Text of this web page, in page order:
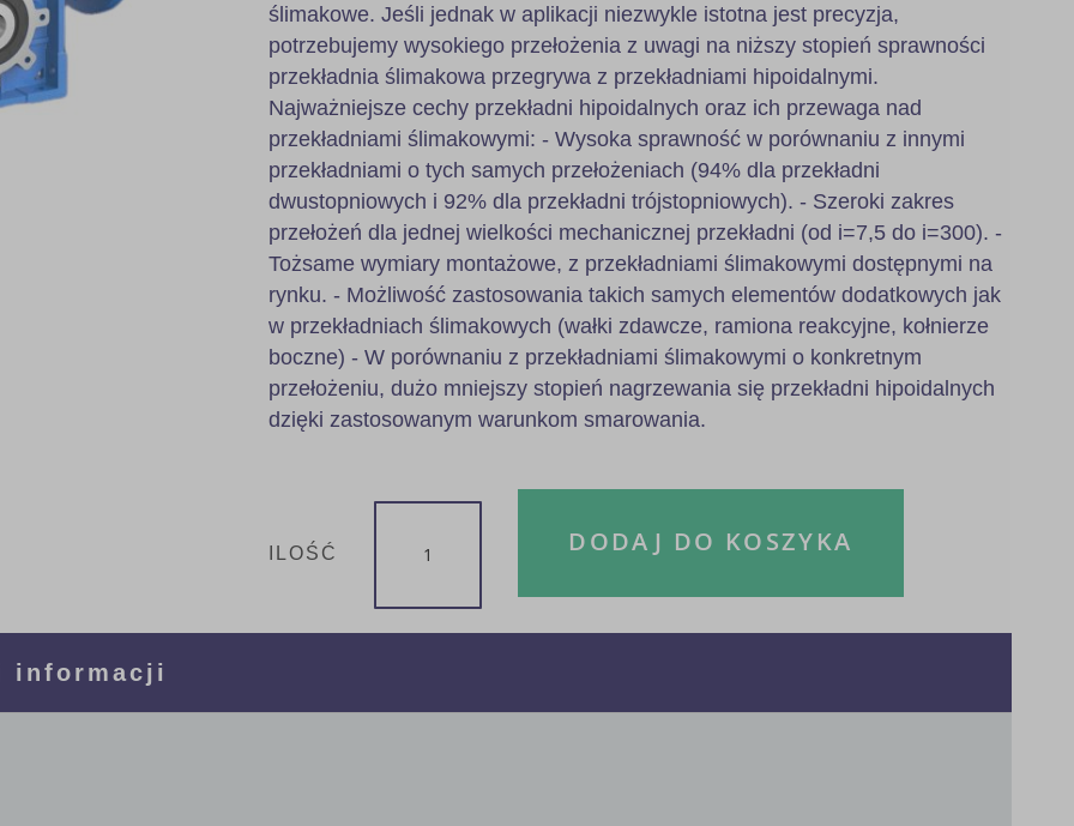
ślimakowe. Jeśli jednak w aplikacji niezwykle istotna jest precyzja,
potrzebujemy wysokiego przełożenia z uwagi na niższy stopień sprawności
przekładnia ślimakowa przegrywa z przekładniami hipoidalnymi.
Najważniejsze cechy przekładni hipoidalnych oraz ich przewaga nad
przekładniami ślimakowymi: - Wysoka sprawność w porównaniu z innymi
przekładniami o tych samych przełożeniach (94% dla przekładni
dwustopniowych i 92% dla przekładni trójstopniowych). - Szeroki zakres
przełożeń dla jednej wielkości mechanicznej przekładni (od i=7,5 do i=300). -
Tożsame wymiary montażowe, z przekładniami ślimakowymi dostępnymi na
rynku. - Możliwość zastosowania takich samych elementów dodatkowych jak
w przekładniach ślimakowych (wałki zdawcze, ramiona reakcyjne, kołnierze
boczne) - W porównaniu z przekładniami ślimakowymi o konkretnym
przełożeniu, dużo mniejszy stopień nagrzewania się przekładni hipoidalnych
dzięki zastosowanym warunkom smarowania.
ILOŚĆ DODAJ DO KOSZYKA
informacji